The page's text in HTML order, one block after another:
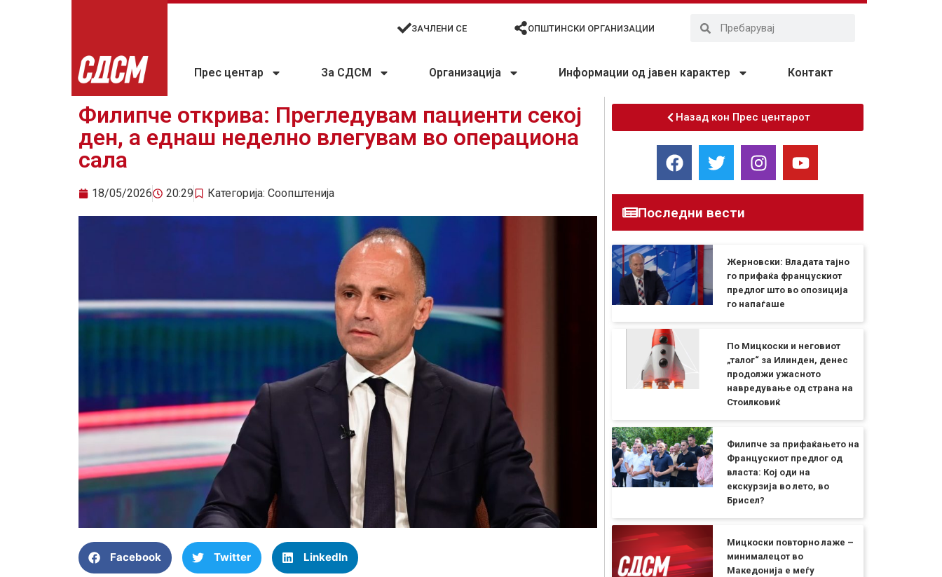
ЗАЧЛЕНИ СЕ ОПШТИНСКИ ОРГАНИЗАЦИИ
Прес центар За СДСМ Организација Информации од јавен карактер Контакт
Филипче открива: Прегледувам пациенти секој
ден, а еднаш неделно влегувам во операциона
сала
18/05/2026 20:29 Категорија: Соопштенија
Facebook Twitter LinkedIn
Назад кон Прес центарот
Последни вести
Жерновски: Владата тајно
го прифаќа францускиот
предлог што во опозиција
го напаѓаше
По Мицкоски и неговиот
„талог“ за Илинден, денес
продолжи ужасното
навредување од страна на
Стоилковиќ
Филипче за прифаќањето на
Францускиот предлог од
власта: Кој оди на
екскурзија во лето, во
Брисел?
Мицкоски повторно лаже –
минималецот во
Македонија е меѓу